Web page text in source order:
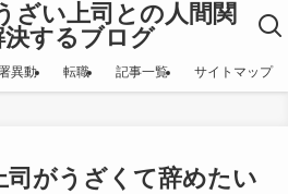
ざい上司との人間関
決するブログ
異動 転職 記事一覧 サイトマップ
司がうざくて辞めたい